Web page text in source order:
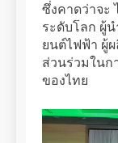
ซึ่งคาดว่าจะ
ระดับโลก ผู้
ยนต์ไฟฟ้า ผู้
ส่วนร่วมในก
ของไทย